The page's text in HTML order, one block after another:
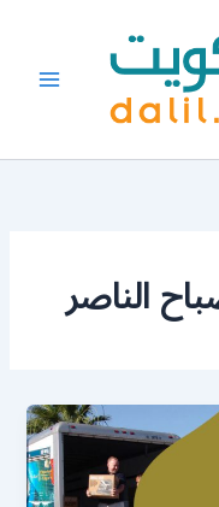
الناصر